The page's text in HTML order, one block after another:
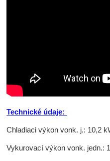
Technické údaje:
Chladiaci výkon vonk. j.: 10,2
Vykurovací výkon vonk. jedn.: